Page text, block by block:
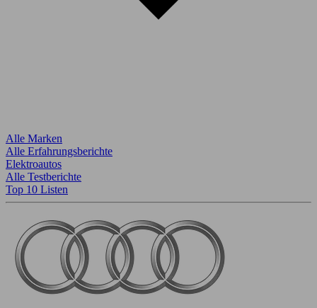
Alle Marken
Alle Erfahrungsberichte
Elektroautos
Alle Testberichte
Top 10 Listen